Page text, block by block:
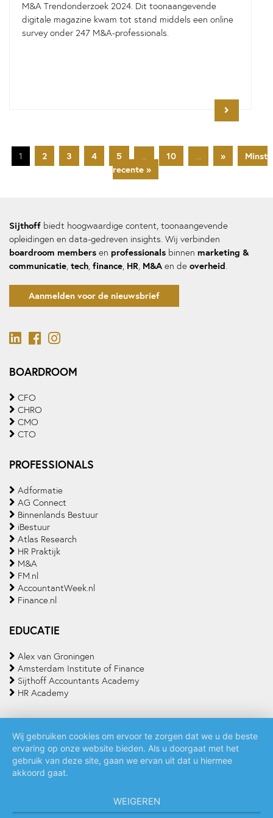
M&A Trendonderzoek 2024. Dit toonaangevende
digitale magazine kwam tot stand middels een online
survey onder 247 M&A-professionals.
1 2 3 4 5 ... 10 ... »
Minst
recente »
Sijthoff biedt hoogwaardige content, toonaangevende
opleidingen en data-gedreven insights. Wij verbinden
boardroom members en professionals binnen marketing &
communicatie, tech, finance, HR, M&A en de overheid.
Aanmelden voor de nieuwsbrief
BOARDROOM
CFO
CHRO
CMO
CTO
PROFESSIONALS
Adformatie
AG Connect
Binnenlands Bestuur
iBestuur
Atlas Research
HR Praktijk
M&A
FM.nl
AccountantWeek.nl
Finance.nl
EDUCATIE
Alex van Groningen
Amsterdam Institute of Finance
Sijthoff Accountants Academy
HR Academy
Algemene voorwaarden Privacy policy Cookie statement
Wij gebruiken cookies om ervoor te zorgen dat we u de beste
ervaring op onze website bieden. Als u doorgaat met het
gebruik van deze site, gaan we ervan uit dat u hiermee
akkoord gaat.
WEIGEREN